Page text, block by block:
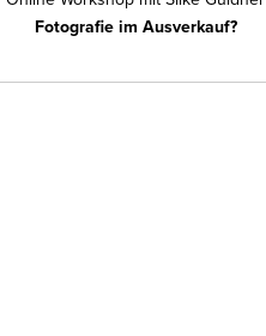
Fotografie im Ausverkauf?